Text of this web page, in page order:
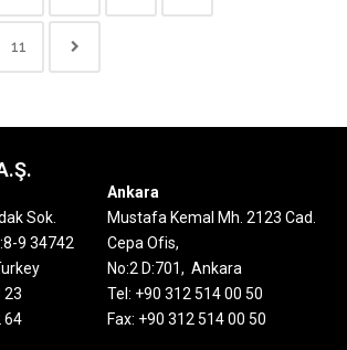
11
Sok.
9 34742
23
64
Ankara
Mustafa Kemal Mh. 2123 Cad.
Cepa Ofis,
No:2 D:701, Ankara
Tel: +90 312 514 00 50
Fax: +90 312 514 00 50